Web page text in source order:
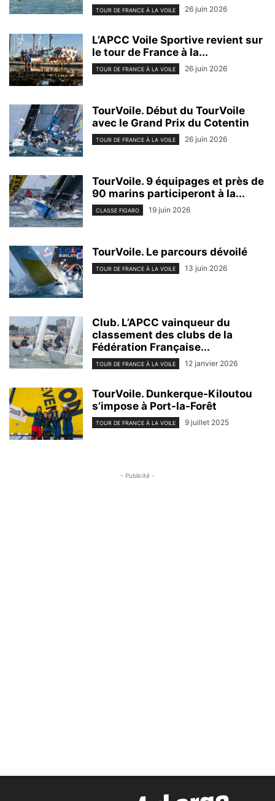
TOUR DE FRANCE À LA VOILE 26 juin 2026
L’APCC Voile Sportive revient sur
le tour de France à la...
TOUR DE FRANCE À LA VOILE 26 juin 2026
TourVoile. Début du TourVoile
avec le Grand Prix du Cotentin
TOUR DE FRANCE À LA VOILE 26 juin 2026
TourVoile. 9 équipages et près de
90 marins participeront à la...
CLASSE FIGARO 19 juin 2026
TourVoile. Le parcours dévoilé
TOUR DE FRANCE À LA VOILE 13 juin 2026
Club. L’APCC vainqueur du
classement des clubs de la
Fédération Française...
TOUR DE FRANCE À LA VOILE 12 janvier 2026
TourVoile. Dunkerque-Kiloutou
s’impose à Port-la-Forêt
TOUR DE FRANCE À LA VOILE 9 juillet 2025
- Publicité -